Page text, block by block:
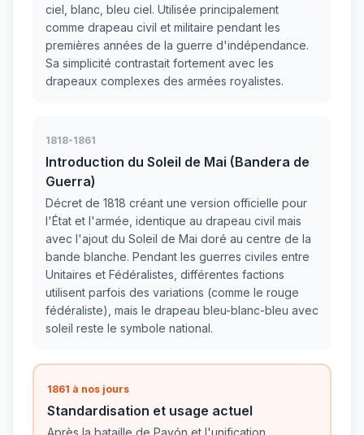
ciel, blanc, bleu ciel. Utilisée principalement
comme drapeau civil et militaire pendant les
premières années de la guerre d'indépendance.
Sa simplicité contrastait fortement avec les
drapeaux complexes des armées royalistes.
1818-1861
Introduction du Soleil de Mai (Bandera de
Guerra)
Décret de 1818 créant une version officielle pour
l'État et l'armée, identique au drapeau civil mais
avec l'ajout du Soleil de Mai doré au centre de la
bande blanche. Pendant les guerres civiles entre
Unitaires et Fédéralistes, différentes factions
utilisent parfois des variations (comme le rouge
fédéraliste), mais le drapeau bleu-blanc-bleu avec
soleil reste le symbole national.
1861 à nos jours
Standardisation et usage actuel